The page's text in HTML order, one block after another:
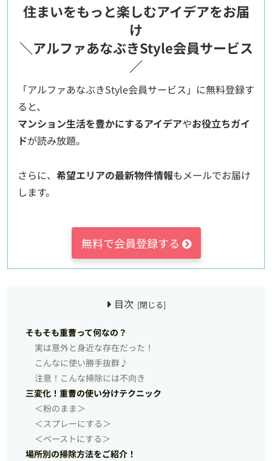
住まいをもっと楽しむアイデアをお届
け
＼アルファあなぶきStyle会員サービス
／
「アルファあなぶきStyle会員サービス」に無料登録す
ると、
マンション生活を豊かにするアイデアやお役立ちガイ
ドが読み放題。
さらに、 希望エリアの最新物件情報もメールでお届け
します。
無料で会員登録する
目次
そもそも重曹って何なの？
実は意外と身近な存在だった！
こんなに使い勝手抜群♪
注意！こんな掃除には不向き
三変化！重曹の使い分けテクニック
＜粉のまま＞
＜スプレーにする＞
＜ペーストにする＞
場所別の掃除方法をご紹介！